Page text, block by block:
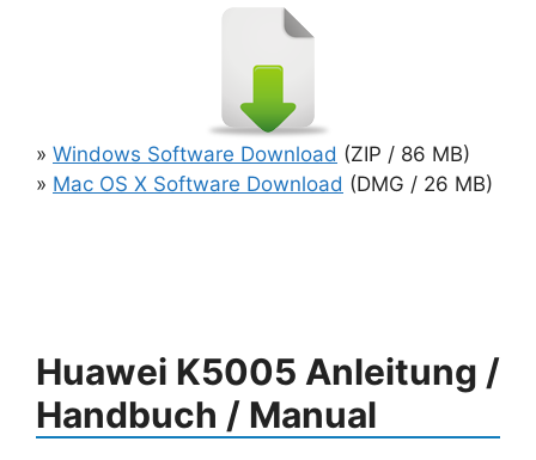
» Windows Software Download (ZIP / 86 MB)
» Mac OS X Software Download (DMG / 26 MB)
Huawei K5005 Anleitung /
Handbuch / Manual